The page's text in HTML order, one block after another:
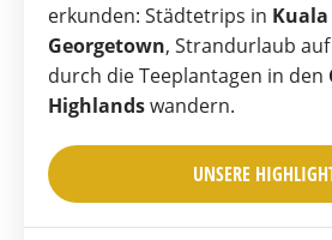
erkunden: Städtetrips in
Georgetown, Strandurlaub auf
durch die Teeplantagen in den
Highlandswandern.
UNSERE